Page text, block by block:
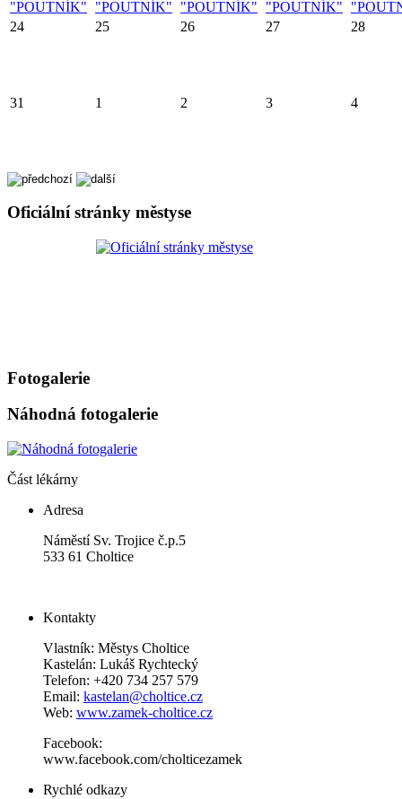
"POUTNÍK" "POUTNÍK" "POUTNÍK" "POUTNÍK"
24
25 26 27 28
31 1 2 3 4
Oficiální stránky městyse
Fotogalerie
Náhodná fotogalerie
Část lékárny
Adresa
Náměstí Sv. Trojice č.p.5
533 61 Choltice
Kontakty
Vlastník: Městys Choltice
Kastelán: Lukáš Rychtecký
Telefon: +420 734 257 579
Email: kastelan@choltice.cz
Web: www.zamek-choltice.cz
Facebook:
www.facebook.com/cholticezamek
Rychlé odkazy